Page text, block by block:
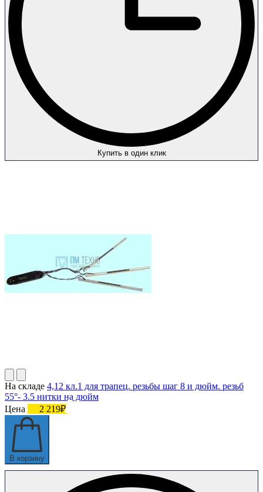
Купить в один клик
На складе 4,12 кл.1 для трапец. резьбы шаг 8 и дюйм. резьб
55°- 3.5 нитки на дюйм
Цена
2 219₽
В корзину